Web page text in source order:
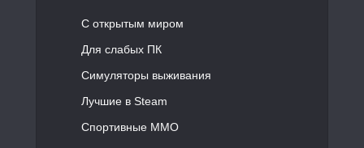
С открытым миром
Для слабых ПК
Симуляторы выживания
Лучшие в Steam
Спортивные MMO